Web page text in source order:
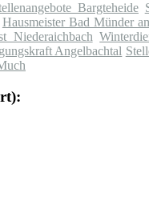
Bargteheide
Hausmeister Bad Münder
Niederaichbach
Angelbachtal